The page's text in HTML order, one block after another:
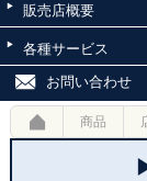
販売店概要
各種サービス
お問い合わせ
商品